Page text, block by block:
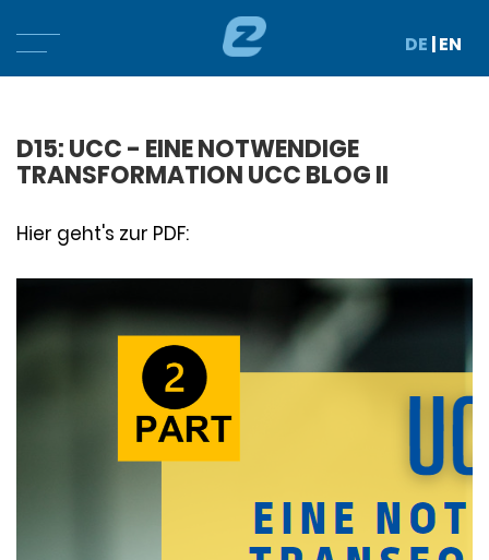
DE |EN
D15: UCC - EINE NOTWENDIGE
TRANSFORMATION UCC BLOG II
Hier geht's zur PDF: